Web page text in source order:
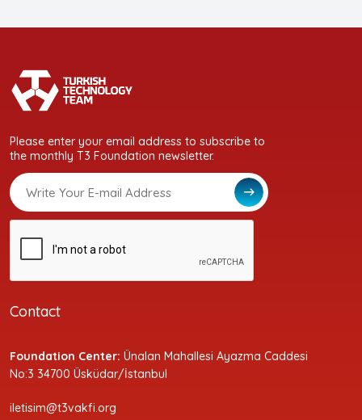
Please enter your email address to subscribe to
the monthly T3 Foundation newsletter.
Contact
Foundation Center: Ünalan Mahallesi Ayazma Caddesi
No:3 34700 Üsküdar/İstanbul
iletisim@t3vakfi.org